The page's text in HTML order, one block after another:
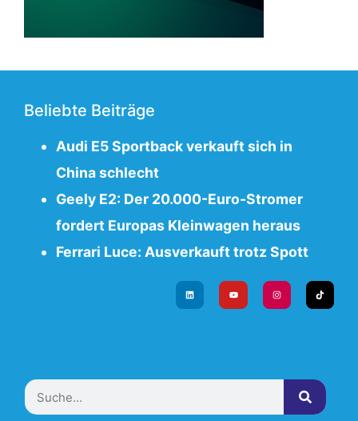
Beliebte Beiträge
Audi E5 Sportback verkauft sich in
China schlecht
Geely E2: Der 20.000-Euro-Stromer
fordert Europas Kleinwagen heraus
Ferrari Luce: Ausverkauft trotz Spott